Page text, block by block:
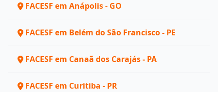
FACESF em Anápolis - GO
FACESF em Belém do São Francisco - PE
FACESF em Canaã dos Carajás - PA
FACESF em Curitiba - PR